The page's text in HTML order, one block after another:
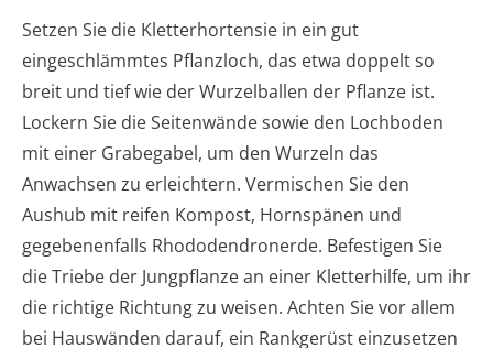
Setzen Sie die Kletterhortensie in ein gut
eingeschlämmtes Pflanzloch, das etwa doppelt so
breit und tief wie der Wurzelballen der Pflanze ist.
Lockern Sie die Seitenwände sowie den Lochboden
mit einer Grabegabel, um den Wurzeln das
Anwachsen zu erleichtern. Vermischen Sie den
Aushub mit reifen Kompost, Hornspänen und
gegebenenfalls Rhododendronerde. Befestigen Sie
die Triebe der Jungpflanze an einer Kletterhilfe, um ihr
die richtige Richtung zu weisen. Achten Sie vor allem
bei Hauswänden darauf, ein Rankgerüst einzusetzen